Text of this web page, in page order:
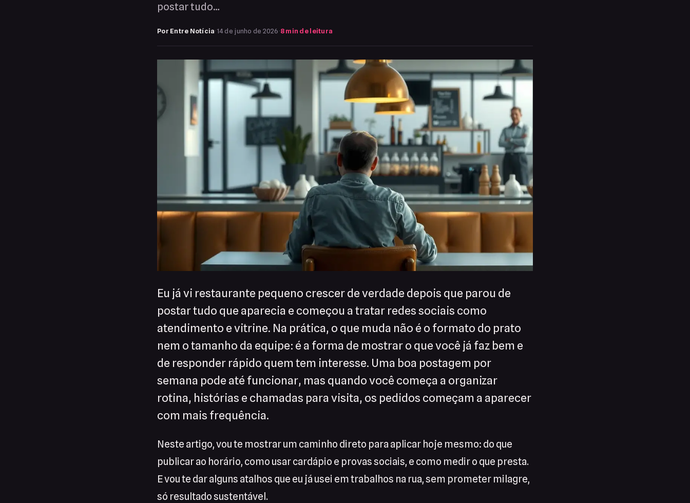
postar tudo…
Por Entre Notícia·14 de junho de 2026·8 min de leitura
Eu já vi restaurante pequeno crescer de verdade depois que parou de
postar tudo que aparecia e começou a tratar redes sociais como
atendimento e vitrine. Na prática, o que muda não é o formato do prato
nem o tamanho da equipe: é a forma de mostrar o que você já faz bem e
de responder rápido quem tem interesse. Uma boa postagem por
semana pode até funcionar, mas quando você começa a organizar
rotina, histórias e chamadas para visita, os pedidos começam a aparecer
com mais frequência.
Neste artigo, vou te mostrar um caminho direto para aplicar hoje mesmo: do que
publicar ao horário, como usar cardápio e provas sociais, e como medir o que presta.
E vou te dar alguns atalhos que eu já usei em trabalhos na rua, sem prometer milagre,
só resultado sustentável.